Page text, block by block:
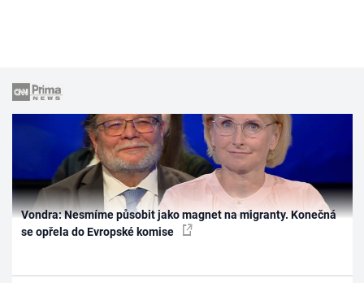
Vondra: Nesmíme působit jako magnet na migranty. Konečná
se opřela do Evropské komise